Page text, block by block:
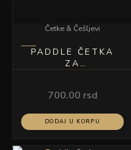
Četke & Češljevi
PADDLE ČETKA
ZA
700.00 rsd
DODAJ U KORPU